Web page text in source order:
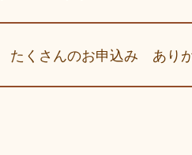
たくさんのお申込み ありが